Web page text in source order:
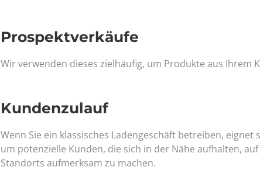
Prospektverkäufe
Wir verwenden dieses zielhäufig, um Produkte aus Ihrem
Kundenzulauf
Wenn Sie ein klassisches Ladengeschäft betreiben,
um potenzielle Kunden, die sich in der Nähe aufhalten,
Standorts aufmerksam zu machen.